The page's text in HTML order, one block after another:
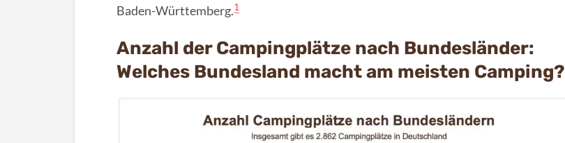
Baden-Württemberg.1
Anzahl der Campingplätze nach Bundesländer:
Welches Bundesland macht am meisten Camping?